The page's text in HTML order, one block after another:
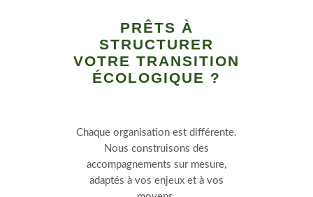
PRÊTS À
STRUCTURER
VOTRE TRANSITION
ÉCOLOGIQUE ?
Chaque organisation est différente.
Nous construisons des
accompagnements sur mesure,
adaptés à vos enjeux et à vos